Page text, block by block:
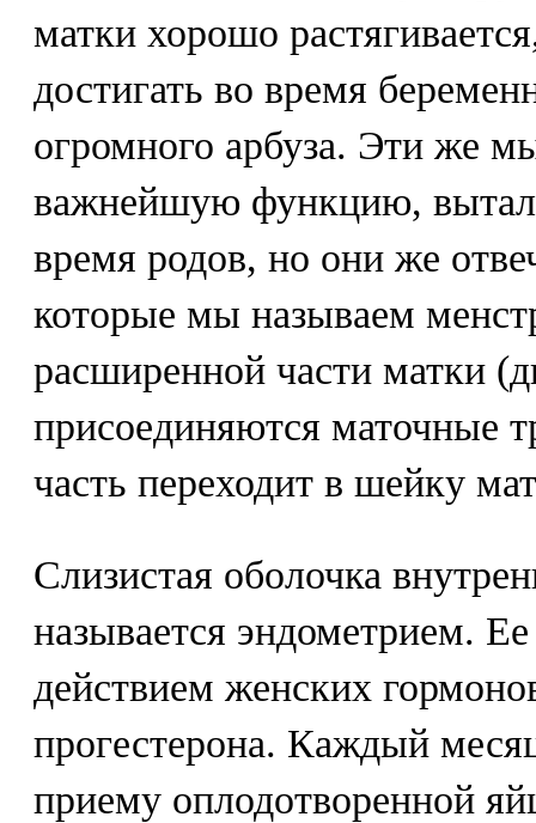
матки хорошо
достигать во время
огромного арбуза. Эти же
важнейшую функцию,
время родов, но они же
которые мы называем
расширенной части матки
присоединяются маточные
часть переходит в шейку
Слизистая оболочка
называется эндометрием.
действием женских
прогестерона. Каждый
приему оплодотворенной